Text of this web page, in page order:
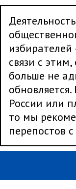
связи с
больше не
России или
то мы
перепостов